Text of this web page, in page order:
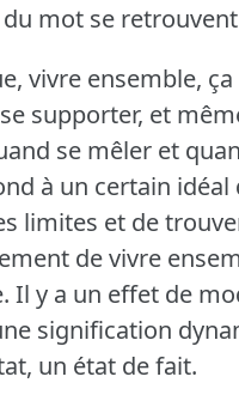
mot se
vivre ensemble,
supporter, et
se mêler et
à un certain
limites et de
de vivre
Il y a un effet de
signification
un état de fait.